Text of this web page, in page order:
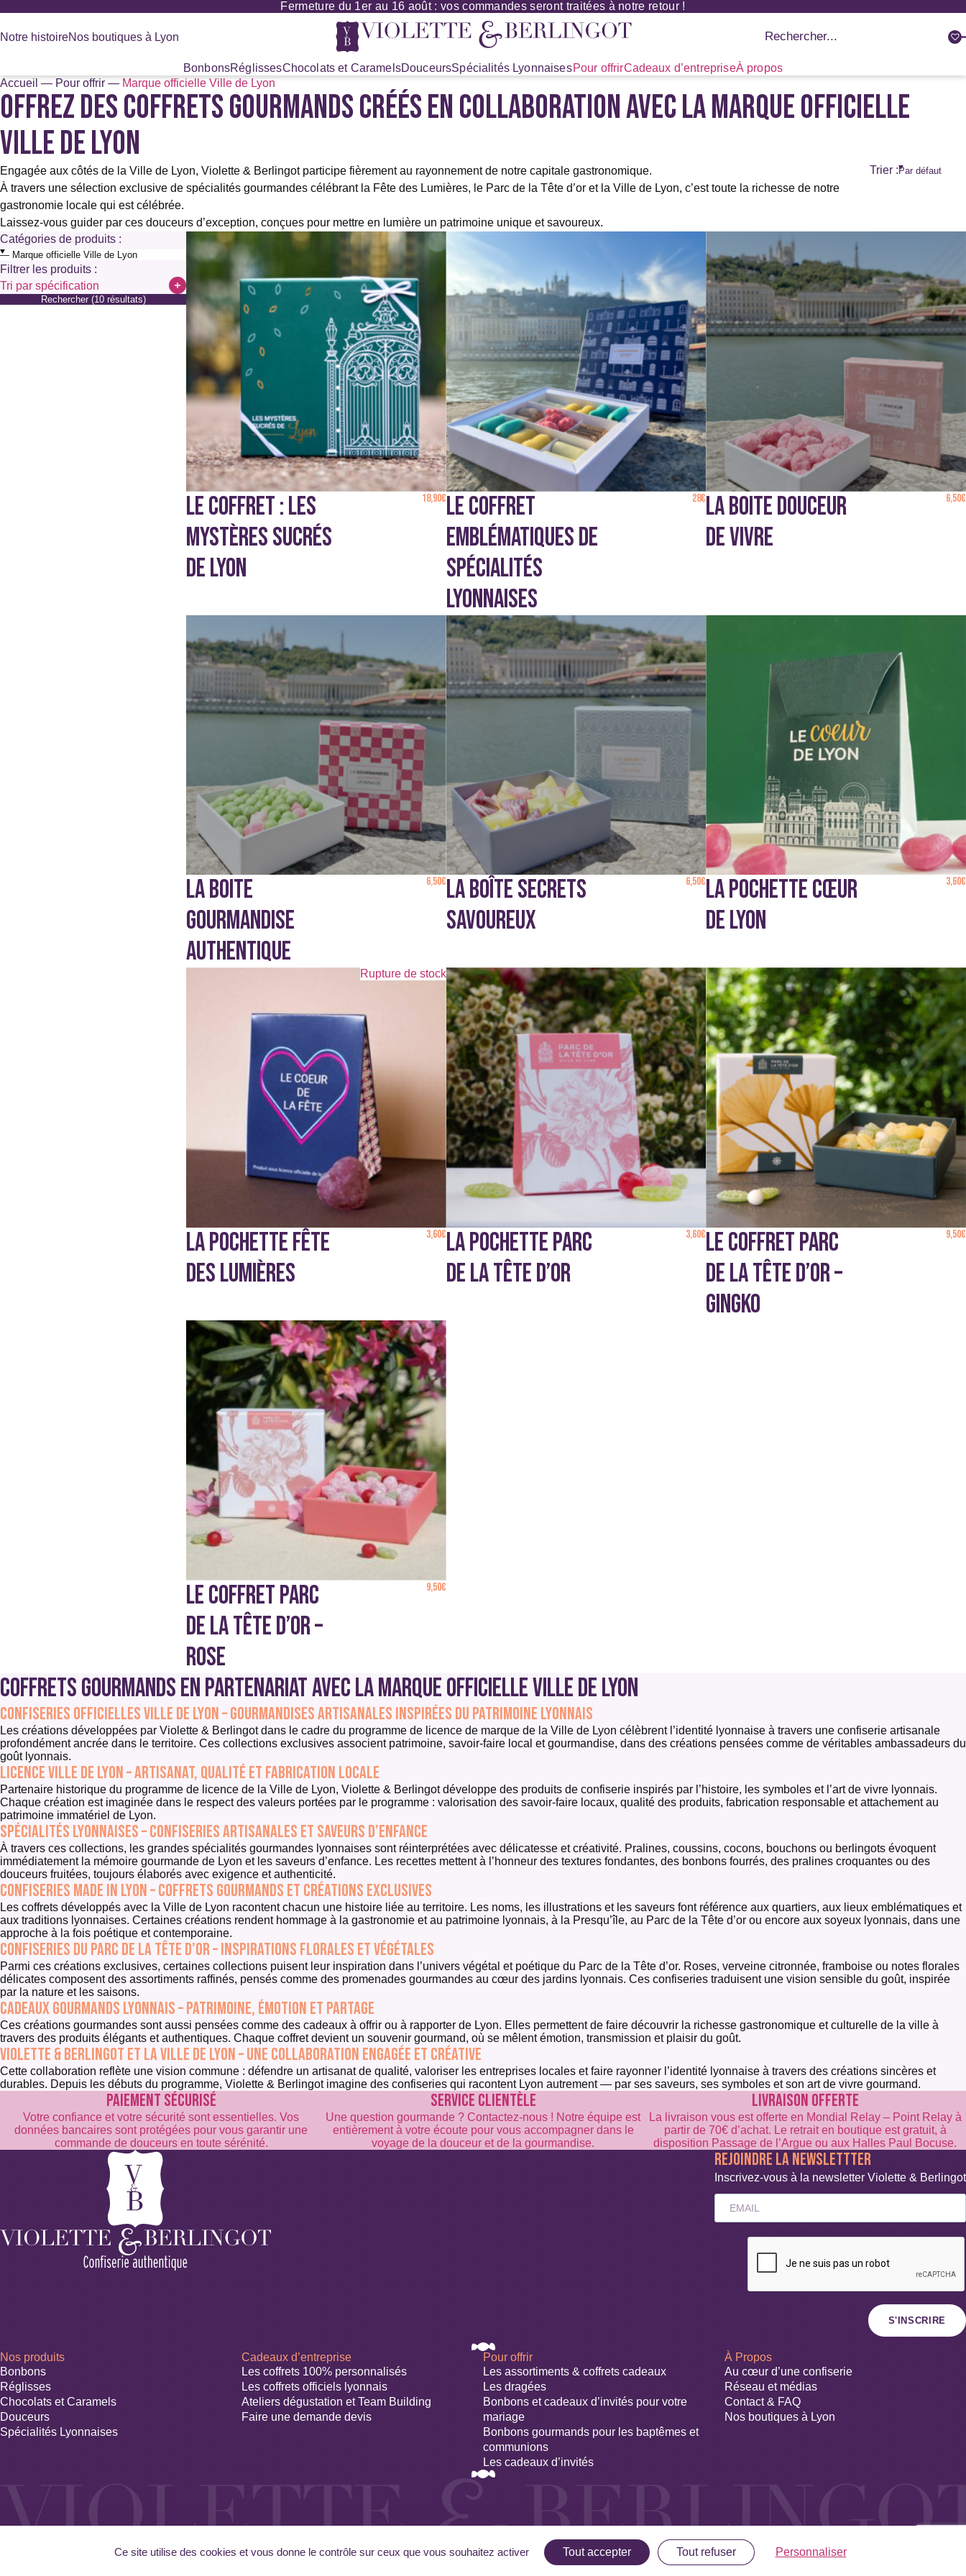
Fermeture du 1er au 16 août : vos commandes seront traitées à notre retour !
Notre histoireNos boutiques à Lyon
BonbonsRéglissesChocolats et CaramelsDouceursSpécialités LyonnaisesPour offrirCadeaux d’entrepriseÀ propos
Recherche
produits
Accueil — Pour offrir — Marque officielle Ville de Lyon
OFFREZ DES COFFRETS GOURMANDS CRÉÉS EN COLLABORATION AVEC LA MARQUE OFFICIELLE
VILLE DE LYON
Engagée aux côtés de la Ville de Lyon, Violette & Berlingot participe fièrement au rayonnement de notre capitale gastronomique.
À travers une sélection exclusive de spécialités gourmandes célébrant la Fête des Lumières, le Parc de la Tête d’or et la Ville de Lyon, c’est toute la richesse de notre
gastronomie locale qui est célébrée.
Laissez-vous guider par ces douceurs d’exception, conçues pour mettre en lumière un patrimoine unique et savoureux.
Trier :
Catégories de produits :
Filtrer les produits :
Tri par spécification
Sans alcoolRechercher (10 résultats)
LE COFFRET : LES
MYSTÈRES SUCRÉS
DE LYON
18,90€LE COFFRET
EMBLÉMATIQUES DE
SPÉCIALITÉS
LYONNAISES
28€LA BOITE DOUCEUR
DE VIVRE
6,50€
LA BOITE
GOURMANDISE
AUTHENTIQUE
6,50€LA BOÎTE SECRETS
SAVOUREUX
6,50€LA POCHETTE CŒUR
DE LYON
3,60€
Rupture de stock
LA POCHETTE FÊTE
DES LUMIÈRES
3,60€LA POCHETTE PARC
DE LA TÊTE D’OR
3,60€LE COFFRET PARC
DE LA TÊTE D’OR –
GINGKO
9,50€
LE COFFRET PARC
DE LA TÊTE D’OR –
ROSE
9,50€
Coffrets gourmands en partenariat avec la marque officielle Ville de Lyon
Confiseries officielles Ville de Lyon – gourmandises artisanales inspirées du patrimoine lyonnais
Les créations développées par Violette & Berlingot dans le cadre du programme de licence de marque de la Ville de Lyon célèbrent l’identité lyonnaise à travers une confiserie artisanale
profondément ancrée dans le territoire. Ces collections exclusives associent patrimoine, savoir-faire local et gourmandise, dans des créations pensées comme de véritables ambassadeurs du
goût lyonnais.
Licence Ville de Lyon – artisanat, qualité et fabrication locale
Partenaire historique du programme de licence de la Ville de Lyon, Violette & Berlingot développe des produits de confiserie inspirés par l’histoire, les symboles et l’art de vivre lyonnais.
Chaque création est imaginée dans le respect des valeurs portées par le programme : valorisation des savoir-faire locaux, qualité des produits, fabrication responsable et attachement au
patrimoine immatériel de Lyon.
Spécialités lyonnaises – confiseries artisanales et saveurs d’enfance
À travers ces collections, les grandes spécialités gourmandes lyonnaises sont réinterprétées avec délicatesse et créativité. Pralines, coussins, cocons, bouchons ou berlingots évoquent
immédiatement la mémoire gourmande de Lyon et les saveurs d’enfance. Les recettes mettent à l’honneur des textures fondantes, des bonbons fourrés, des pralines croquantes ou des
douceurs fruitées, toujours élaborés avec exigence et authenticité.
Confiseries made in Lyon – coffrets gourmands et créations exclusives
Les coffrets développés avec la Ville de Lyon racontent chacun une histoire liée au territoire. Les noms, les illustrations et les saveurs font référence aux quartiers, aux lieux emblématiques et
aux traditions lyonnaises. Certaines créations rendent hommage à la gastronomie et au patrimoine lyonnais, à la Presqu’île, au Parc de la Tête d’or ou encore aux soyeux lyonnais, dans une
approche à la fois poétique et contemporaine.
Confiseries du Parc de la Tête d’Or – inspirations florales et végétales
Parmi ces créations exclusives, certaines collections puisent leur inspiration dans l’univers végétal et poétique du Parc de la Tête d’or. Roses, verveine citronnée, framboise ou notes florales
délicates composent des assortiments raffinés, pensés comme des promenades gourmandes au cœur des jardins lyonnais. Ces confiseries traduisent une vision sensible du goût, inspirée
par la nature et les saisons.
Cadeaux gourmands lyonnais – patrimoine, émotion et partage
Ces créations gourmandes sont aussi pensées comme des cadeaux à offrir ou à rapporter de Lyon. Elles permettent de faire découvrir la richesse gastronomique et culturelle de la ville à
travers des produits élégants et authentiques. Chaque coffret devient un souvenir gourmand, où se mêlent émotion, transmission et plaisir du goût.
Violette & Berlingot et la Ville de Lyon – une collaboration engagée et créative
Cette collaboration reflète une vision commune : défendre un artisanat de qualité, valoriser les entreprises locales et faire rayonner l’identité lyonnaise à travers des créations sincères et
durables. Depuis les débuts du programme, Violette & Berlingot imagine des confiseries qui racontent Lyon autrement — par ses saveurs, ses symboles et son art de vivre gourmand.
PAIEMENT SÉCURISÉ
Votre confiance et votre sécurité sont essentielles. Vos
données bancaires sont protégées pour vous garantir une
commande de douceurs en toute sérénité.
SERVICE CLIENTÈLE
Une question gourmande ? Contactez-nous ! Notre équipe est
entièrement à votre écoute pour vous accompagner dans le
voyage de la douceur et de la gourmandise.
LIVRAISON OFFERTE
La livraison vous est offerte en Mondial Relay – Point Relay à
partir de 70€ d’achat. Le retrait en boutique est gratuit, à
disposition Passage de l’Argue ou aux Halles Paul Bocuse.
REJOINDRE LA NEWSLETTTER
Inscrivez-vous à la newsletter Violette & Berlingot
S'INSCRIRE
Nos produits
Bonbons
Réglisses
Chocolats et Caramels
Douceurs
Spécialités Lyonnaises
Cadeaux d’entreprise
Les coffrets 100% personnalisés
Les coffrets officiels lyonnais
Ateliers dégustation et Team Building
Faire une demande devis
Pour offrir
Les assortiments & coffrets cadeaux
Les dragées
Bonbons et cadeaux d’invités pour votre
mariage​
Bonbons gourmands pour les baptêmes et
communions
Les cadeaux d’invités
À Propos
Au cœur d’une confiserie
Réseau et médias
Contact & FAQ
Nos boutiques à Lyon
Ce site utilise des cookies et vous donne le contrôle sur ceux que vous souhaitez activer Tout accepter Tout refuser Personnaliser